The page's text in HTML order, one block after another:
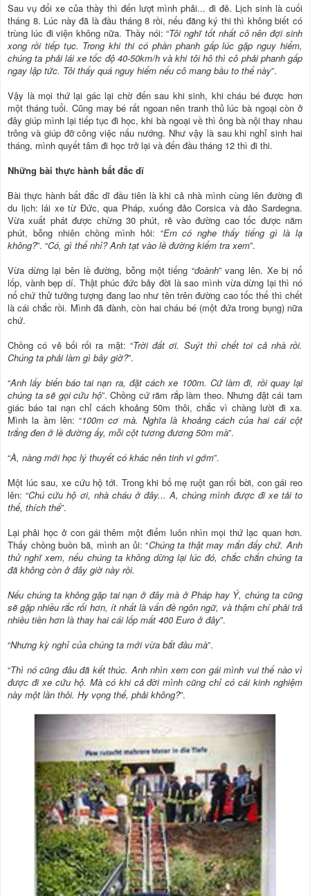
Sau vụ đổi xe của thầy thì đến lượt mình phải... đi đẻ. Lịch sinh là cuối
tháng 8. Lúc này đã là đầu tháng 8 rồi, nếu đăng ký thi thì không biết có
trùng lúc đi viện không nữa. Thầy nói: “Tôi nghĩ tốt nhất cô nên đợi sinh
xong rồi tiếp tục. Trong khi thi có phần phanh gấp lúc gặp nguy hiểm,
chúng ta phải lái xe tốc độ 40-50km/h và khi tôi hô thì cô phải phanh gấp
ngay lập tức. Tôi thấy quá nguy hiểm nếu cô mang bầu to thế này”.
Vậy là mọi thứ lại gác lại chờ đến sau khi sinh, khi cháu bé được hơn
một tháng tuổi. Cũng may bé rất ngoan nên tranh thủ lúc bà ngoại còn ở
đây giúp mình lại tiếp tục đi học, khi bà ngoại về thì ông bà nội thay nhau
trông và giúp đỡ công việc nấu nướng. Như vậy là sau khi nghỉ sinh hai
tháng, mình quyết tâm đi học trở lại và đến đầu tháng 12 thì đi thi.
Những bài thực hành bất đắc dĩ
Bài thực hành bất đắc dĩ đầu tiên là khi cả nhà mình cùng lên đường đi
du lịch: lái xe từ Đức, qua Pháp, xuống đảo Corsica và đảo Sardegna.
Vừa xuất phát được chừng 30 phút, rẽ vào đường cao tốc được năm
phút, bỗng nhiên chồng mình hỏi: “Em có nghe thấy tiếng gì là lạ
không?”. “Có, gì thế nhỉ? Anh tạt vào lề đường kiểm tra xem”.
Vừa dừng lại bên lề đường, bỗng một tiếng “đoành” vang lên. Xe bị nổ
lốp, vành bẹp dí. Thật phúc đức bảy đời là sao mình vừa dừng lại thì nó
nổ chứ thử tưởng tượng đang lao như tên trên đường cao tốc thế thì chết
là cái chắc rồi. Mình đã đành, còn hai cháu bé (một đứa trong bụng) nữa
chứ.
Chồng có vẻ bối rối ra mặt: “Trời đất ơi. Suýt thì chết toi cả nhà rồi.
Chúng ta phải làm gì bây giờ?”.
“Anh lấy biển báo tai nạn ra, đặt cách xe 100m. Cứ làm đi, rồi quay lại
chúng ta sẽ gọi cứu hộ”. Chồng cứ răm rắp làm theo. Nhưng đặt cái tam
giác báo tai nạn chỉ cách khoảng 50m thôi, chắc vì chàng lười đi xa.
Mình la ầm lên: “100m cơ mà. Nghĩa là khoảng cách của hai cái cột
trắng đen ở lề đường ấy, mỗi cột tương đương 50m mà”.
“À, nàng mới học lý thuyết có khác nên tinh vi gớm”.
Một lúc sau, xe cứu hộ tới. Trong khi bố mẹ ruột gan rối bời, con gái reo
lên: “Chú cứu hộ ơi, nhà cháu ở đây... A, chúng mình được đi xe tải to
thế, thích thế”.
Lại phải học ở con gái thêm một điểm luôn nhìn mọi thứ lạc quan hơn.
Thấy chồng buồn bã, mình an ủi: “Chúng ta thật may mắn đấy chứ. Anh
thử nghĩ xem, nếu chúng ta không dừng lại lúc đó, chắc chắn chúng ta
đã không còn ở đây giờ này rồi.
Nếu chúng ta không gặp tai nạn ở đây mà ở Pháp hay Ý, chúng ta cũng
sẽ gặp nhiều rắc rối hơn, ít nhất là vấn đề ngôn ngữ, và thậm chí phải trả
nhiều tiền hơn là thay hai cái lốp mất 400 Euro ở đây”.
“Nhưng kỳ nghỉ của chúng ta mới vừa bắt đầu mà”.
“Thì nó cũng đâu đã kết thúc. Anh nhìn xem con gái mình vui thế nào vì
được đi xe cứu hộ. Mà có khi cả đời mình cũng chỉ có cái kinh nghiệm
này một lần thôi. Hy vọng thế, phải không?”.